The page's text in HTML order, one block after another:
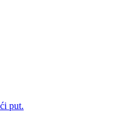
put.